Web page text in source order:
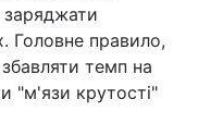
Головне правило,
темп на
"м'язи крутості"